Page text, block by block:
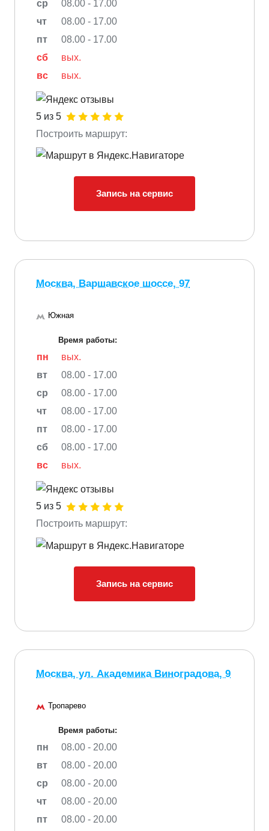
ср
08.00 - 17.00
чт
08.00 - 17.00
пт
08.00 - 17.00
сб
вых.
вс
вых.
5 из 5
Построить маршрут:
Запись на сервис
Москва, Варшавское шоссе, 97
Южная
Время работы:
пн
вых.
вт
08.00 - 17.00
ср
08.00 - 17.00
чт
08.00 - 17.00
пт
08.00 - 17.00
сб
08.00 - 17.00
вс
вых.
5 из 5
Построить маршрут:
Запись на сервис
Москва, ул. Академика Виноградова, 9
Тропарево
Время работы:
пн
08.00 - 20.00
вт
08.00 - 20.00
ср
08.00 - 20.00
чт
08.00 - 20.00
пт
08.00 - 20.00